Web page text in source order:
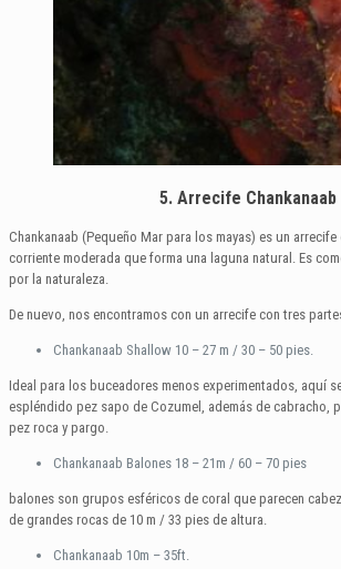
5. Arrecife Chankanaab
Chankanaab (Pequeño Mar para los mayas) es un arrecife
corriente moderada que forma una laguna natural. Es
por la naturaleza.
De nuevo, nos encontramos con un arrecife con tres
Chankanaab Shallow 10 – 27 m / 30 – 50 pies.
Ideal para los buceadores menos experimentados, aquí
espléndido pez sapo de Cozumel, además de cabracho,
pez roca y pargo.
Chankanaab Balones 18 – 21m / 60 – 70 pies
balones son grupos esféricos de coral que parecen
de grandes rocas de 10 m / 33 pies de altura.
Chankanaab 10m – 35ft.